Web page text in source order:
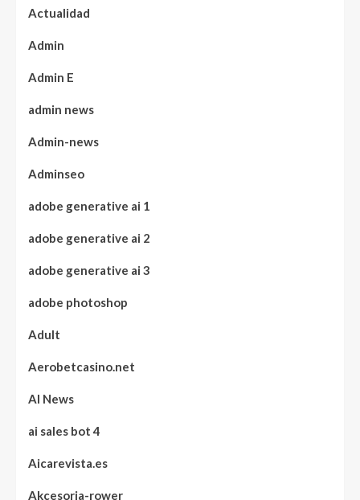
Actualidad
Admin
Admin E
admin news
Admin-news
Adminseo
adobe generative ai 1
adobe generative ai 2
adobe generative ai 3
adobe photoshop
Adult
Aerobetcasino.net
AI News
ai sales bot 4
Aicarevista.es
Akcesoria-rower